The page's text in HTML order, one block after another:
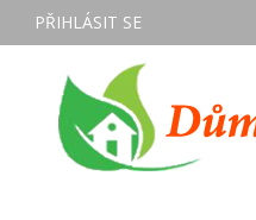
PŘIHLÁSIT SE